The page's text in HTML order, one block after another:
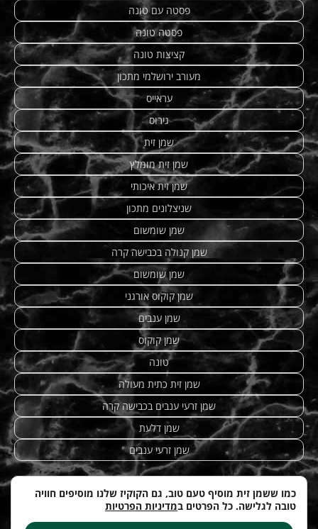
פסטה עם טונה
פסטה טונה
קציצות טונה
מעורב ירושלמי מתכון
עראייס
גירוס
שמן זית
שמן זית מומלץ
שמן זית איכותי
שניצלונים מתכון
שמן שומשום
שמן קנולה בכבישה קרה
שמן שומשום
שמן קוקוס אורגני
שמן ענבים
שמן קוקוס
טונה
שמן זית כתית מעולה
שמן זרעי ענבים בכבישה קרה
שמן דלעת
שמן זרעי ענבים
מתכונים מנצחים|טחינה| etzhazait –
כמו ששמן זית מוסיף טעם טוב, גם הקוקיז שלנו מוסיפים חוויה
טובה לגלישה. כל הפרטים במדיניות הפרטיות